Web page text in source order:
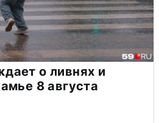
о ливнях и
8 августа